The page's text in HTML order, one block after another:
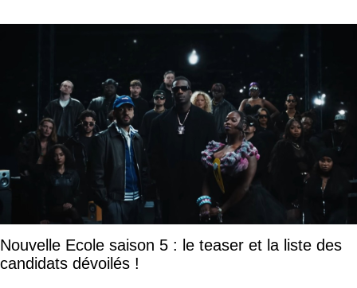
Nouvelle Ecole saison 5 : le teaser et la liste des
candidats dévoilés !